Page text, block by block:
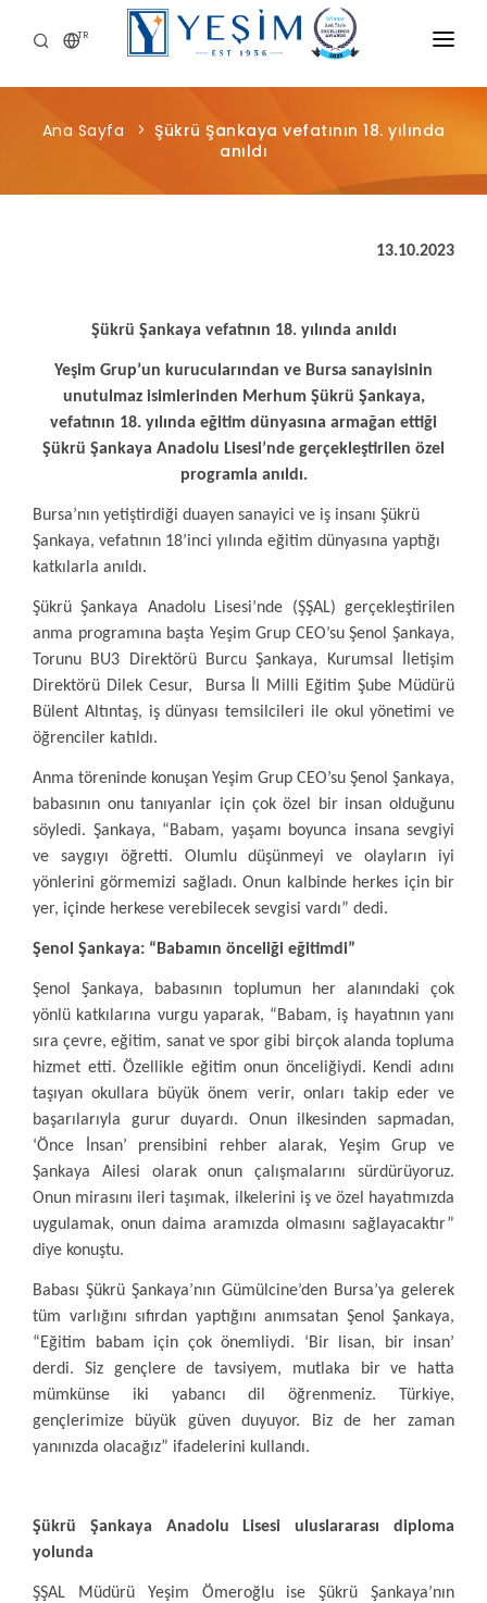
TR
KURUMSAL
ÜRÜNLERIMIZ
ÖNCE İNSAN
MEDYA MERKEZI
Ana Sayfa
Şükrü Şankaya vefatının 18. yılında
anıldı
13.10.2023
Şükrü Şankaya vefatının 18. yılında anıldı
Yeşim Grup’un kurucularından ve Bursa sanayisinin
unutulmaz isimlerinden Merhum Şükrü Şankaya,
vefatnın 18. yı ında eğitim dünyasına armağan ettiği
Şükrü Şankaya Anadolu Lisesi’nde gerçekleştirilen özel
programla anıldı.
Bursa’nın yetiştirdiği duayen sanayici ve iş insanı Şükrü
Şankaya, vefatının 18’inci yılında eğitim dünyasına yaptığı
katkılarla anıldı.
Şükrü Şankaya Anadolu Lisesi’nde (ŞŞAL) gerçekleştirilen
anma programına başta Yeşim Grup CEO’su Şenol Şankaya,
Torunu BU3 Direktörü Burcu Şankaya, Kurumsal İletişim
Direktörü Dilek Cesur, Bursa İl Milli Eğitim Şube Müdürü
Bülent Altıntaş, iş dünyası temsilcileri ile okul yönetimi ve
öğrenciler katıldı.
Anma töreninde konuşan Yeşim Grup CEO’su Şenol Şankaya,
babasının onu tanıyanlar için çok özel bir insan olduğunu
söyledi. Şankaya, “Babam, yaşamı boyunca insana sevgiyi
ve saygıyı öğretti. Olumlu düşünmeyi ve olayların iyi
yönlerini görmemizi sağladı. Onun kalbinde herkes için bir
yer, içinde herkese verebilecek sevgisi vardı” dedi.
Şenol Şankaya: “Babamın önceliği eğitimdi”
Şenol Şankaya, babasının toplumun her alanındaki çok
yönlü katkılarına vurgu yaparak, “Babam, iş hayatının yanı
sıra çevre, eğitim, sanat ve spor gibi birçok alanda topluma
hizmet etti. Özellikle eğitim onun önceliğiydi. Kendi adını
taşıyan okullara büyük önem verir, onları takip eder ve
başarılarıyla gurur duyardı. Onun ilkesinden sapmadan,
‘Önce İnsan’ prensibini rehber alarak, Yeşim Grup ve
Şankaya Ailesi olarak onun çalışmalarını sürdürüyoruz.
Onun mirasını ileri taşımak, ilkelerini iş ve özel hayatımızda
uygulamak, onun daima aramızda olmasını sağlayacaktır”
diye konuştu.
Babası Şükrü Şankaya’nın Gümülcine’den Bursa’ya gelerek
tüm varlığını sıfırdan yaptığını anımsatan Şenol Şankaya,
“Eğitim babam için çok önemliydi. ‘Bir lisan, bir insan’
derdi. Siz gençlere de tavsiyem, mutlaka bir ve hatta
mümkünse iki yabancı dil öğrenmeniz. Türkiye,
gençlerimize büyük güven duyuyor. Biz de her zaman
yanınızda olacağız” ifadelerini kullandı.
Şükrü Şankaya Anadolu Lisesi uluslararası diploma
yolunda
ŞŞAL Müdürü Yeşim Ömeroğlu ise Şükrü Şankaya’nın